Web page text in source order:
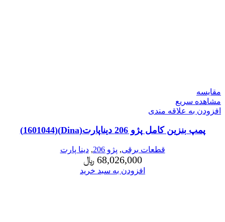
مقایسه
مشاهده سریع
افزودن به علاقه مندی
پمپ بنزین کامل پژو 206 دیناپارت(Dina)(1601044)
قطعات برقی, پژو 206 ,دینا پارت
68,026,000 ﷼
افزودن به سبد خرید